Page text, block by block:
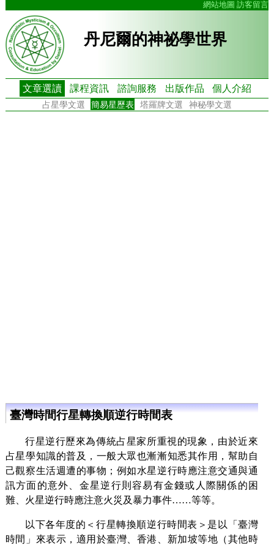
網站地圖 訪客留言
丹尼爾的神祕學世界
文章選讀 課程資訊 諮詢服務 出版作品 個人介紹
占星學文選 簡易星歷表 塔羅牌文選 神秘學文選
臺灣時間行星轉換順逆行時間表
行星逆行歷來為傳統占星家所重視的現象，由於近來
占星學知識的普及，一般大眾也漸漸知悉其作用，幫助自
己觀察生活週遭的事物；例如水星逆行時應注意交通與通
訊方面的意外、金星逆行則容易有金錢或人際關係的困
難、火星逆行時應注意火災及暴力事件……等等。
以下各年度的＜行星轉換順逆行時間表＞是以「臺灣
時間」來表示，適用於臺灣、香港、新加坡等地（其他時